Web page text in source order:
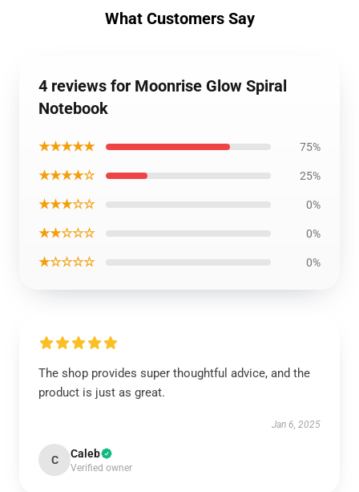
What Customers Say
4 reviews for Moonrise Glow Spiral
Notebook
★★★★★ 75%
★★★★☆ 25%
★★★☆☆ 0%
★★☆☆☆ 0%
★☆☆☆☆ 0%
The shop provides super thoughtful advice, and the
product is just as great.
Jan 6, 2025
C Caleb
Verified owner